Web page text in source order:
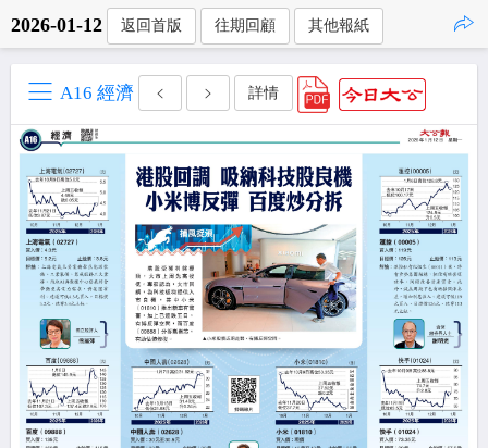
2026-01-12 返回首版 往期回顧 其他報紙
A16 經濟 詳情